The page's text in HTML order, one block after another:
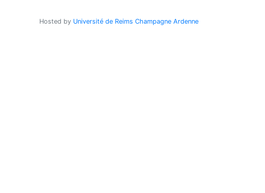
Hosted by Université de Reims Champagne Ardenne